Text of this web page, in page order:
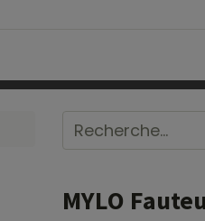
MYLO